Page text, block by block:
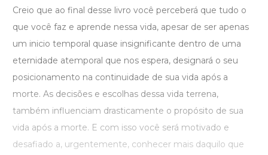
Creio que ao final desse livro você perceberá que tudo o
que você faz e aprende nessa vida, apesar de ser apenas
um inicio temporal quase insignificante dentro de uma
eternidade atemporal que nos espera, designará o seu
posicionamento na continuidade de sua vida após a
morte. As decisões e escolhas dessa vida terrena,
também influenciam drasticamente o propósito de sua
vida após a morte. E com isso você será motivado e
desafiado a, urgentemente, conhecer mais daquilo que